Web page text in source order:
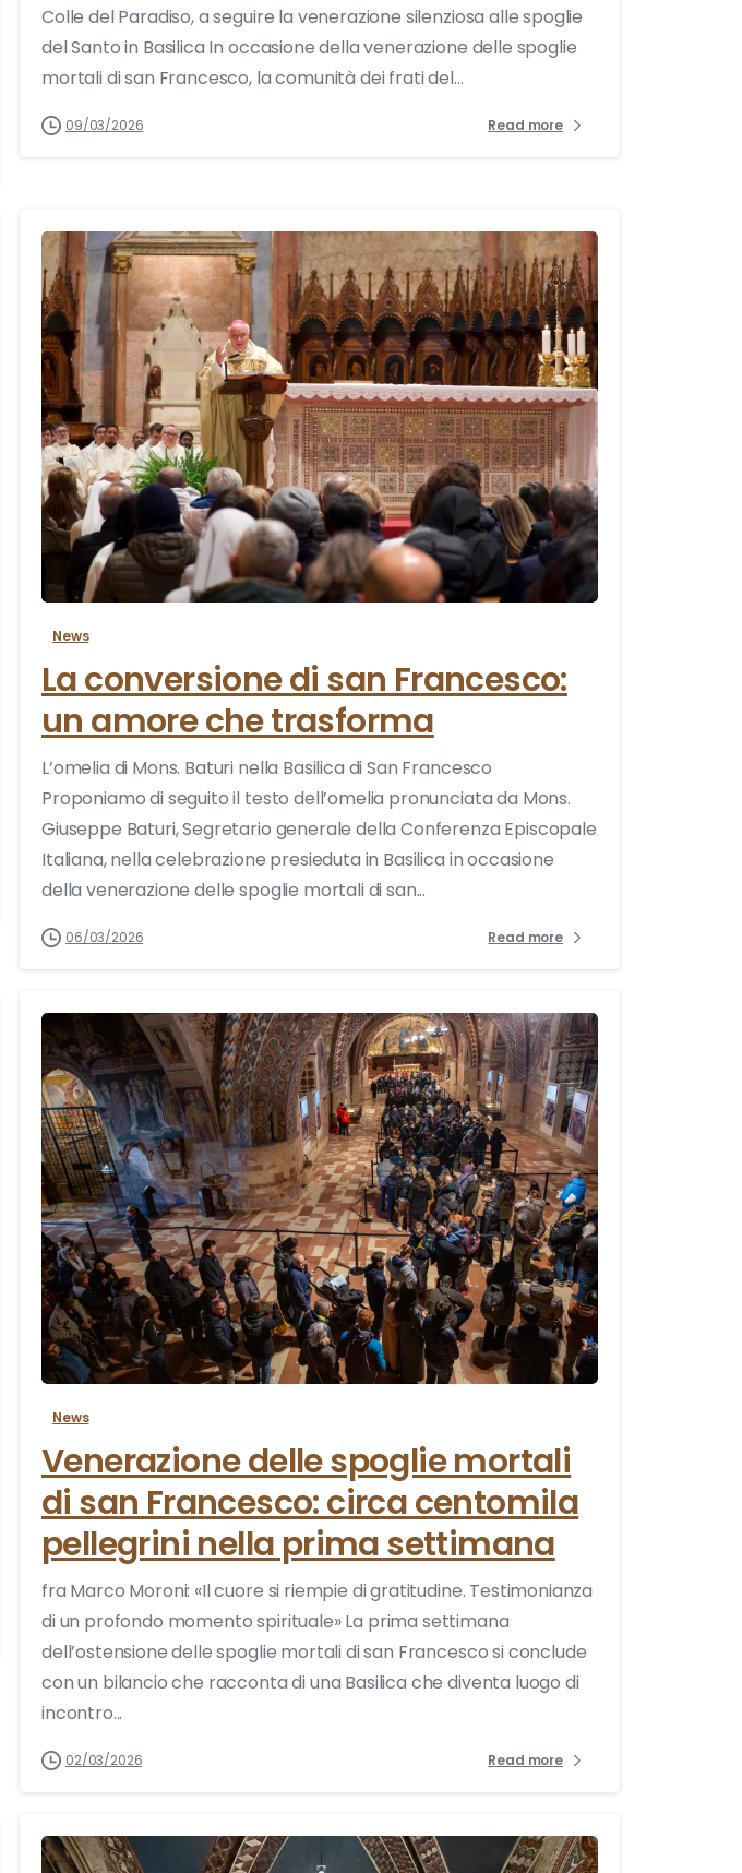
Colle del Paradiso, a seguire la venerazione silenziosa alle spoglie
del Santo in Basilica In occasione della venerazione delle spoglie
mortali di san Francesco, la comunità dei frati del...
09/03/2026 Read more
News
La conversione di san Francesco:
un amore che trasforma
L’omelia di Mons. Baturi nella Basilica di San Francesco
Proponiamo di seguito il testo dell’omelia pronunciata da Mons.
Giuseppe Baturi, Segretario generale della Conferenza Episcopale
Italiana, nella celebrazione presieduta in Basilica in occasione
della venerazione delle spoglie mortali di san...
06/03/2026 Read more
7
News
Venerazione delle spoglie mortali
di san Francesco: circa centomila
pellegrini nella prima settimana
fra Marco Moroni: «Il cuore si riempie di gratitudine. Testimonianza
di un profondo momento spirituale» La prima settimana
dell’ostensione delle spoglie mortali di san Francesco si conclude
con un bilancio che racconta di una Basilica che diventa luogo di
incontro...
02/03/2026 Read more